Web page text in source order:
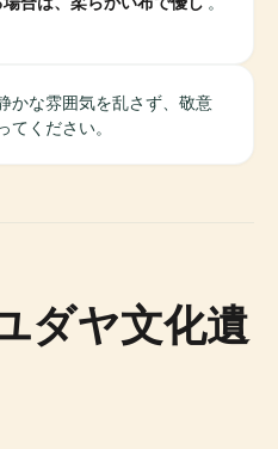
かな雰囲気を乱さず、敬意
てください。
ダヤ文化遺